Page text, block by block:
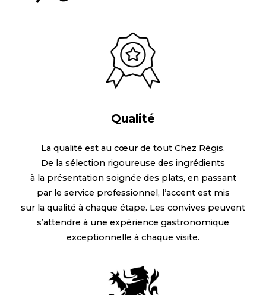
Qualité
La qualité est au cœur de tout Chez Régis.
De la sélection rigoureuse des ingrédients
à la présentation soignée des plats, en passant
par le service professionnel, l’accent est mis
sur la qualité à chaque étape. Les convives peuvent
s’attendre à une expérience gastronomique
exceptionnelle à chaque visite.